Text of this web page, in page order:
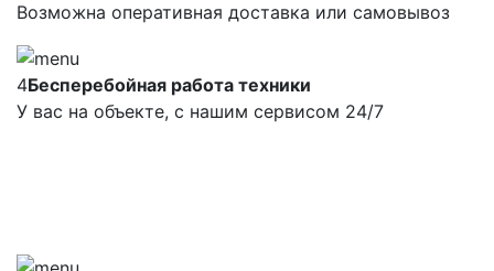
Возможна оперативная доставка или самовывоз
4Бесперебойная работа техники
У вас на объекте, с нашим сервисом 24/7